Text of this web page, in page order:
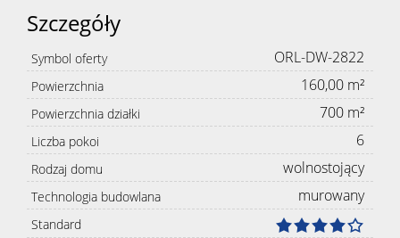
Szczegóły
Symbol oferty ORL-DW-2822
Powierzchnia 160,00 m²
Powierzchnia działki 700 m²
Liczba pokoi 6
Rodzaj domu wolnostojący
Technologia budowlana murowany
Standard